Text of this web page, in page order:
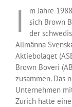
I
m Jahre
sich Brown
der
Allmänna
Aktiebolaget
Brown Boveri
zusammen. Das
Unternehmen
Zürich hatte